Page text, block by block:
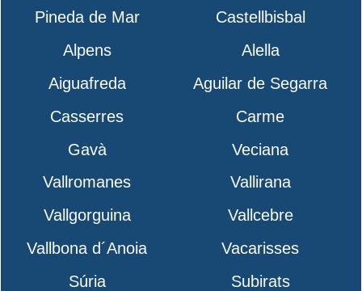
Pineda de Mar
Castellbisbal
Alpens
Alella
Aiguafreda
Aguilar de Segarra
Casserres
Carme
Gavà
Veciana
Vallromanes
Vallirana
Vallgorguina
Vallcebre
Vallbona d´Anoia
Vacarisses
Súria
Subirats